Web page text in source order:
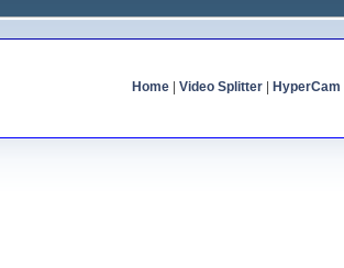
Home| Video Splitter| HyperCam